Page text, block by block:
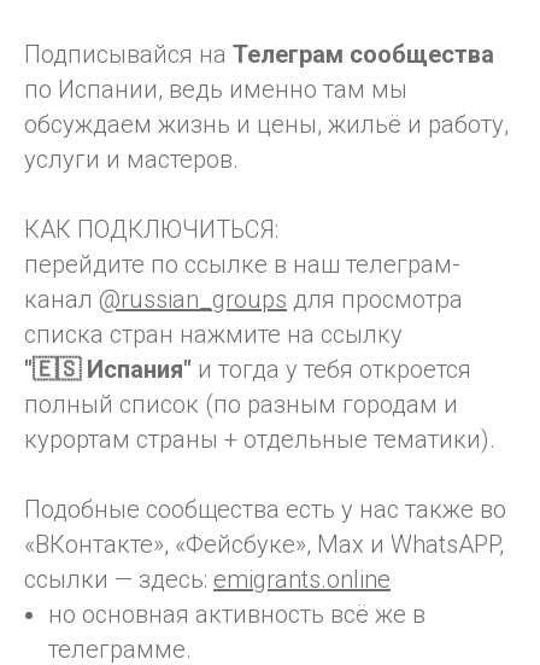
Подписывайся на Телеграм сообщества
по Испании, ведь именно там мы
обсуждаем жизнь и цены, жильё и работу,
услуги и мастеров.
КАК ПОДКЛЮЧИТЬСЯ:
перейдите по ссылке в наш телеграм-
канал @russian_groups для просмотра
списка стран нажмите на ссылку
"🇪🇸 Испания" и тогда у тебя откроется
полный список (по разным городам и
курортам страны + отдельные тематики).
Подобные сообщества есть у нас также во
«ВКонтакте», «Фейсбуке», Max и WhatsAPP,
ссылки — здесь: emigrants.online
но основная активность всё же в
телеграмме.